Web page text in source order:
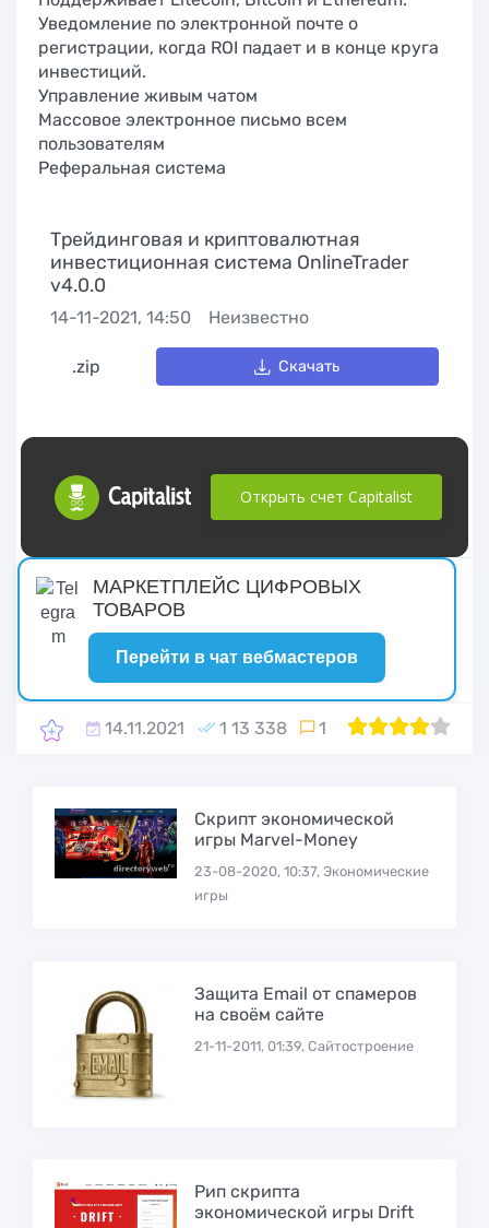
Уведомление по электронной почте о
регистрации, когда ROI падает и в конце круга
инвестиций.
Управление живым чатом
Массовое электронное письмо всем
пользователям
Реферальная система
Трейдинговая и криптовалютная
инвестиционная система OnlineTrader
v4.0.0
14-11-2021, 14:50 Неизвестно
.zip Скачать
Открыть счет Capitalist
МАРКЕТПЛЕЙС ЦИФРОВЫХ
ТОВАРОВ
Перейти в чат вебмастеров
14.11.2021 1 13 338 1 80
1 2 3 4 5
Скрипт экономической
игры Marvel-Money
23-08-2020, 10:37, Экономические
игры
Защита Email от спамеров
на своём сайте
21-11-2011, 01:39, Сайтостроение
Рип скрипта
экономической игры Drift